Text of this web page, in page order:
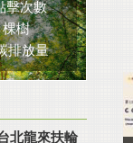
擊次數
棵樹
排放量
北龍來扶輪